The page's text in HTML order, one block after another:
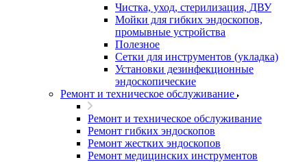
Чистка, уход, стерилизация, ДВУ
Мойки для гибких эндоскопов,
промывные устройства
Полезное
Сетки для инструментов (укладка)
Установки дезинфекционные
эндоскопические
Ремонт и техническое обслуживание
Ремонт и техническое обслуживание
Ремонт гибких эндоскопов
Ремонт жестких эндоскопов
Ремонт медицинских инструментов